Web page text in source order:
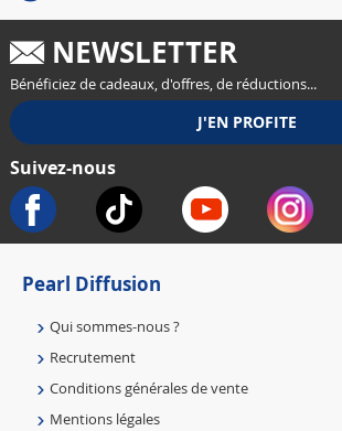
NEWSLETTER
Bénéficiez de cadeaux, d'offres, de réductions...
Suivez-nous
Pearl Diffusion
Qui sommes-nous ?
Recrutement
Conditions générales de vente
Mentions légales